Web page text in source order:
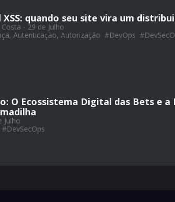
XSS: quando seu site vira um
- 29 de Julho
Autenticação, Autorização #DevOps #
O Ecossistema Digital das Bets e a
Julho
#DevSecOps